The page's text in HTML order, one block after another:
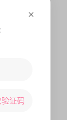
证码